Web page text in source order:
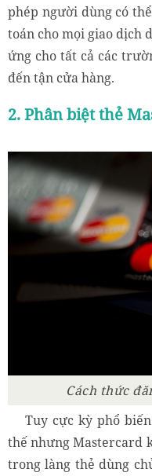
phép người dùng có
toán cho mọi giao dịch
ứng cho tất cả các
đến tận cửa hàng.
2. Phân biệt thẻ
Cách thức
Tuy cực kỳ phổ
thế nhưng Mastercard
trong làng thẻ dùng